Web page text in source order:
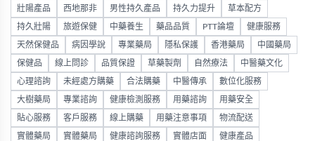
壯陽產品 西地那非 男性持久產品 持久力提升 草本配方
持久壯陽 旅遊保健 中藥養生 藥品品質 PTT論壇 健康服務
天然保健品 病因學說 專業藥局 隱私保護 香港藥局 中國藥局
保健品 線上問診 品質保證 草藥製劑 自然療法 中醫藥文化
心理諮詢 未經處方購藥 合法購藥 中醫傳承 數位化服務
大樹藥局 專業諮詢 健康檢測服務 用藥諮詢 用藥安全
貼心服務 客戶服務 線上購藥 用藥注意事項 物流配送
實體藥局 實體藥局 健康諮詢服務 實體店面 健康產品